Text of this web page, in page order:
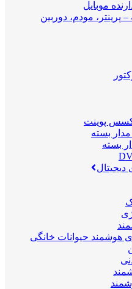
موبایل
– پرینتر، مودم، دوربین
پوینت
بسته
بسته
دیجیتال
هوشمند حیوانات خانگی